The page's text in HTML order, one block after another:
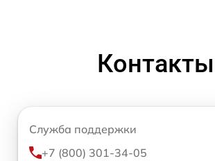
Контакты
Служба поддержки
+7 (800) 301-34-05